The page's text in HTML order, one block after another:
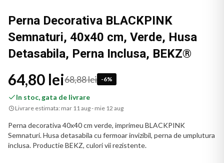
Perna Decorativa BLACKPINK
Semnaturi, 40x40 cm, Verde, Husa
Detasabila, Perna Inclusa, BEKZ®
64,80 lei68,88 lei -6%
In stoc, gata de livrare
Livrare estimata: mar 11 aug - mie 12 aug
Perna decorativa 40x40 cm verde, imprimeu BLACKPINK
Semnaturi. Husa detasabila cu fermoar invizibil, perna de umplutura
inclusa. Productie BEKZ, culori vii rezistente.